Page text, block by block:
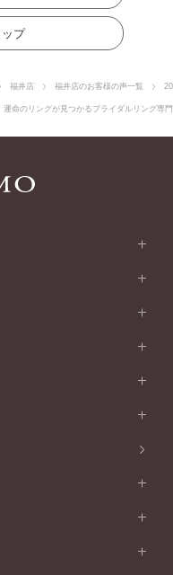
プ
福井店 福井店のお客様の声一覧
命のリングが見つかるブライダルリング専